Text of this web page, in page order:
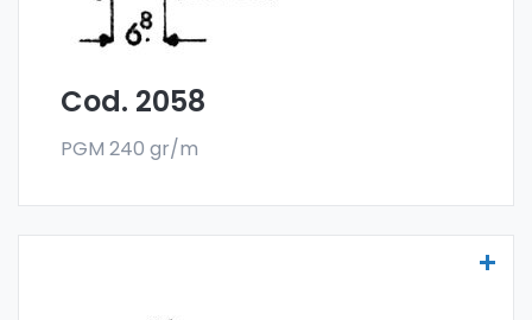
Cod. 2058
PGM 240 gr/m